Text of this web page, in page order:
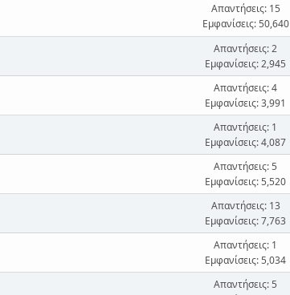
Απαντήσεις: 15
Εμφανίσεις: 50,640
Απαντήσεις: 2
Εμφανίσεις: 2,945
Απαντήσεις: 4
Εμφανίσεις: 3,991
Απαντήσεις: 1
Εμφανίσεις: 4,087
Απαντήσεις: 5
Εμφανίσεις: 5,520
Απαντήσεις: 13
Εμφανίσεις: 7,763
Απαντήσεις: 1
Εμφανίσεις: 5,034
Απαντήσεις: 5